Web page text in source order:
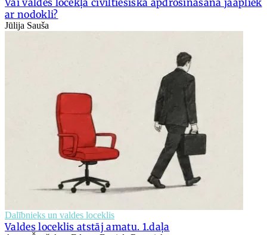
ar nodokli?
Jūlija Sauša
Dalībnieks un valdes loceklis
Valdes loceklis atstāj amatu. 1.daļa